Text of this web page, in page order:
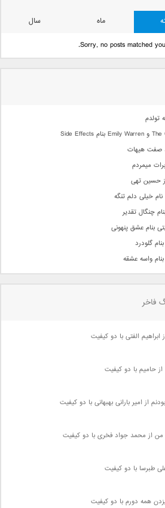
ماه
سال
Sorry, no posts matched
تولدم
صفت هیهات
میمردم
حسین تهی
چنگال تقدیر
بنام عشق پنهونی
گلودرد
واسه عشقه
فاخر
الفتی با دو کیفیت
حامیم با دو کیفیت
از امیر بارانی بهبهانی با دو کیفیت
من از محمد جواد فخری با دو کیفیت
طبرسا با دو کیفیت
همه دورم با دو کیفیت